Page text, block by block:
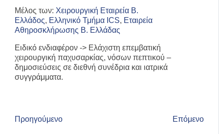
Μέλος των: Χειρουργική Εταιρεία Β.
Ελλάδος, Ελληνικό Τμήμα ICS, Εταιρεία
Αθηροσκλήρωσης Β. Ελλάδας
Ειδικό ενδιαφέρον -> Ελάχιστη επεμβατική
χειρουργική παχυσαρκίας, νόσων πεπτικού –
δημοσιεύσεις σε διεθνή συνέδρια και ιατρικά
συγγράμματα.
Προηγούμενο Επόμενο